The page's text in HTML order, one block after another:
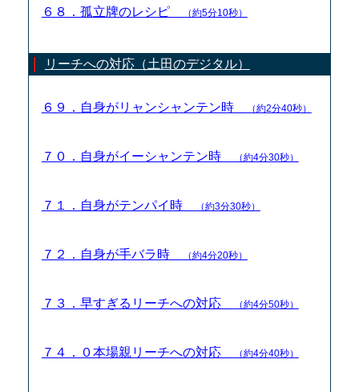
６８．孤立牌のレシピ （約5分10秒）
リーチへの対応（土田のデジタル）
６９．自身がリャンシャンテン時 （約2分40秒）
７０．自身がイーシャンテン時 （約4分30秒）
７１．自身がテンパイ時 （約3分30秒）
７２．自身が手バラ時 （約4分20秒）
７３．早すぎるリーチへの対応 （約4分50秒）
７４．０本場親リーチへの対応 （約4分40秒）